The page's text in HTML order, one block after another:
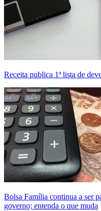
Receita publica 1ª lista de
Bolsa Família continua a ser
governo; entenda o que muda